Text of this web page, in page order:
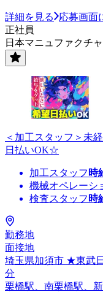
詳細を見る
応募画面
正社員
日本マニュファクチ
＜加工スタッフ＞未
日払いOK☆
加工スタッフ 時
機械オペレーシ
検査スタッフ 時
勤務地
面接地
埼玉県加須市 ★東武
分
栗橋駅、南栗橋駅、